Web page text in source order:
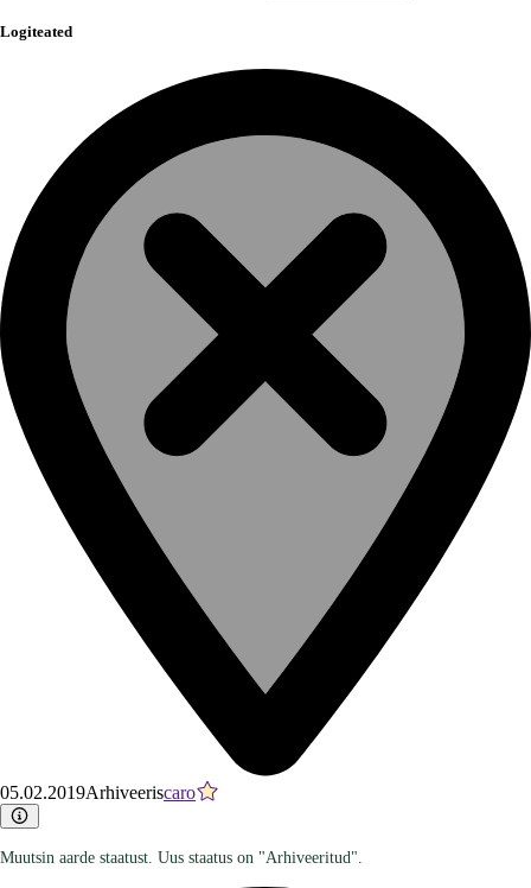
Logiteated
05.02.2019Arhiveeriscaro
Muutsin aarde staatust. Uus staatus on "Arhiveeritud".